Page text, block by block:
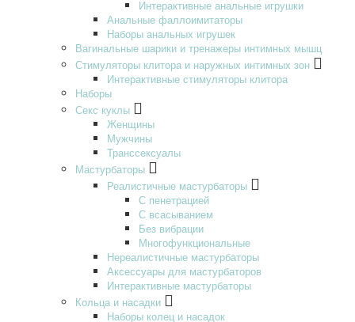
Интерактивные анальные игрушки
Анальные фаллоимитаторы
Наборы анальных игрушек
Вагинальные шарики и тренажеры интимных мышц
Стимуляторы клитора и наружных интимных зон
Интерактивные стимуляторы клитора
Наборы
Секс куклы
Женщины
Мужчины
Транссексуалы
Мастурбаторы
Реалистичные мастурбаторы
С пенетрацией
С всасыванием
Без вибрации
Многофункциональные
Нереалистичные мастурбаторы
Аксессуары для мастурбаторов
Интерактивные мастурбаторы
Кольца и насадки
Наборы колец и насадок